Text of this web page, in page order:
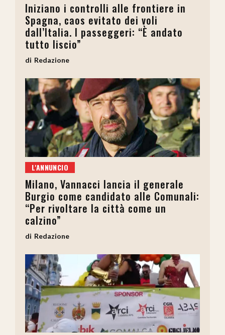
Iniziano i controlli alle frontiere in
Spagna, caos evitato dei voli
dall’Italia. I passeggeri: “È andato
tutto liscio”
Redazione
L'ANNUNCIO
Milano, Vannacci lancia il generale
Burgio come candidato alle Comunali:
“Per rivoltare la città come un
calzino”
Redazione